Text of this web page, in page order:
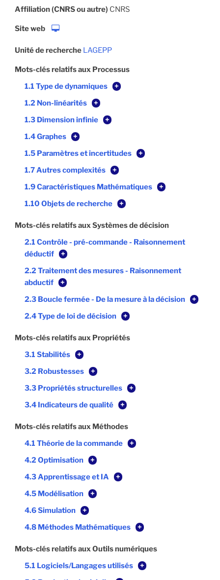
Affiliation (CNRS ou autre) CNRS
Site web
Unité de recherche LAGEPP
Mots-clés relatifs aux Processus
1.1 Type de dynamiques
+
1.2 Non-linéarités
+
1.3 Dimension infinie
+
1.4 Graphes
+
1.5 Paramètres et incertitudes
+
1.7 Autres complexités
+
1.9 Caractéristiques Mathématiques
+
1.10 Objets de recherche
+
Mots-clés relatifs aux Systèmes de décision
2.1 Contrôle - pré-commande - Raisonnement
déductif
+
2.2 Traitement des mesures - Raisonnement
abductif
+
2.3 Boucle fermée - De la mesure à la décision
+
2.4 Type de loi de décision
+
Mots-clés relatifs aux Propriétés
3.1 Stabilités
+
3.2 Robustesses
+
3.3 Propriétés structurelles
+
3.4 Indicateurs de qualité
+
Mots-clés relatifs aux Méthodes
4.1 Théorie de la commande
+
4.2 Optimisation
+
4.3 Apprentissage et IA
+
4.5 Modélisation
+
4.6 Simulation
+
4.8 Méthodes Mathématiques
+
Mots-clés relatifs aux Outils numériques
5.1 Logiciels/Langages utilisés
+